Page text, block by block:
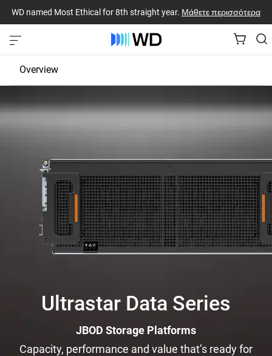
WD named Most Ethical for 8th straight year. Μάθετε περισσότερα
Overview
Fabric Bridge
Ultrastar Data Series
JBOD Storage Platforms
Capacity, performance and value that’s ready for